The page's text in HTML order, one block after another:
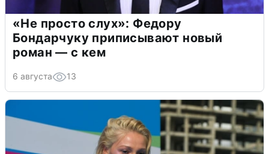
«Не просто слух»: Федору
Бондарчуку приписывают новый
роман — с кем
6 августа 13